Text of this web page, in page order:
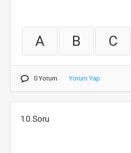
A B C
0 Yorum Yorum Yap
10.Soru